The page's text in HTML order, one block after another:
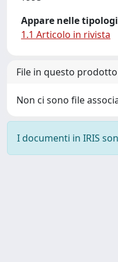
Appare nelle
1.1 Articolo in rivista
File in questo
Non ci sono file
I documenti in IRIS